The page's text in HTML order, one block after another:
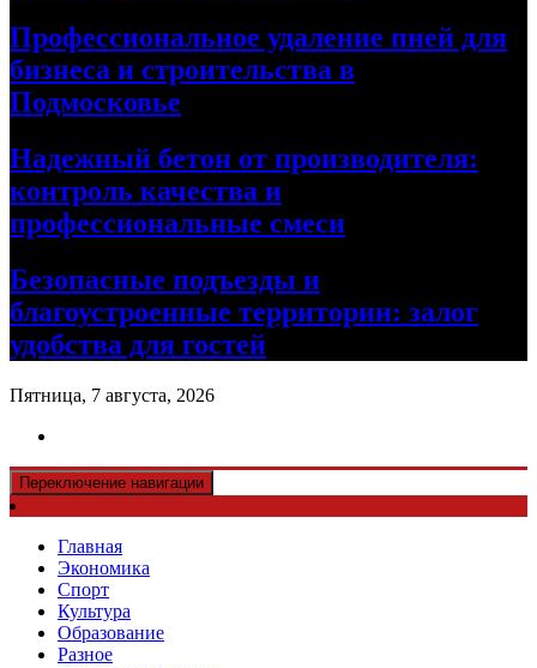
Профессиональное удаление пней для
бизнеса и строительства в
Подмосковье
Надежный бетон от производителя:
контроль качества и
профессиональные смеси
Безопасные подъезды и
благоустроенные территории: залог
удобства для гостей
Пятница, 7 августа, 2026
Переключение навигации
Главная
Экономика
Спорт
Культура
Образование
Разное